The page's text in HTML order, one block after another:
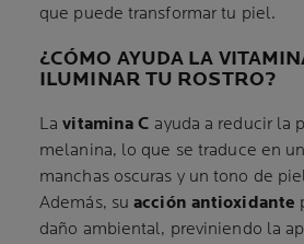
que puede transformar tu piel.
¿CÓMO AYUDA LA
ILUMINAR TU ROSTRO?
Lavitamina C ayuda a reducir la
melanina, lo que se traduce en
manchas oscuras y un tono de
Además, suacción antioxidante
daño ambiental, previniendo la